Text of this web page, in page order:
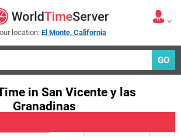
location: El Monte, California
GO
in San Vicente y las
Granadinas